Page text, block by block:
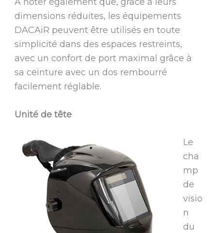
dimensions réduites, les équipements
DACAiR peuvent être utilisés en toute
simplicité dans des espaces restreints,
avec un confort de port maximal grâce à
sa ceinture avec un dos rembourré
facilement réglable.
Unité de tête
Le
cha
mp
de
visio
n
du